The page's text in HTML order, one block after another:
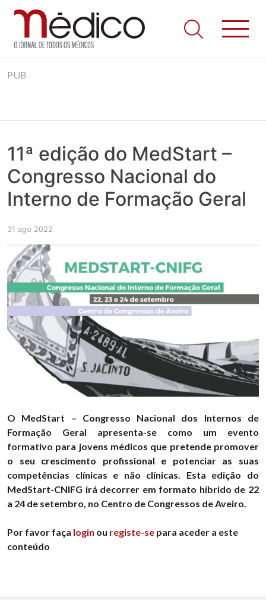
to
Jornal Médico
Médico – O Jornal de Todos os Médicos. Onde as notícias
realmente contam! Tudo o que se passa na Saúde!
PUB
11ª edição do MedStart –
Congresso Nacional do
Interno de Formação Geral
31 ago 2022
O MedStart – Congresso Nacional dos Internos de
Formação Geral apresenta-se como um evento
formativo para jovens médicos que pretende promover
o seu crescimento profissional e potenciar as suas
competências clínicas e não clínicas. Esta edição do
MedStart-CNIFG irá decorrer em formato híbrido de 22
a 24 de setembro, no Centro de Congressos de Aveiro.
Por favor faça login ou registe-se para aceder a este
conteúdo